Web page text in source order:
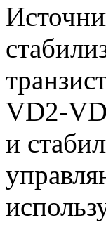
VD2-
и